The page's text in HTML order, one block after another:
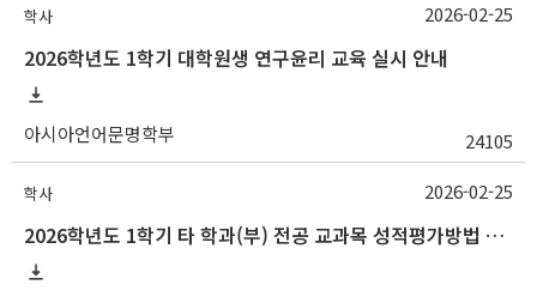
학사
2026학년도 1학기 대학원생 연구윤리 교육 실시 안내
아시아언어문명학부 24105
2026-02-25
학사
2026학년도 1학기 타 학과(부) 전공 교과목 성적평가방법 선택제 신청 안내
2026-02-25